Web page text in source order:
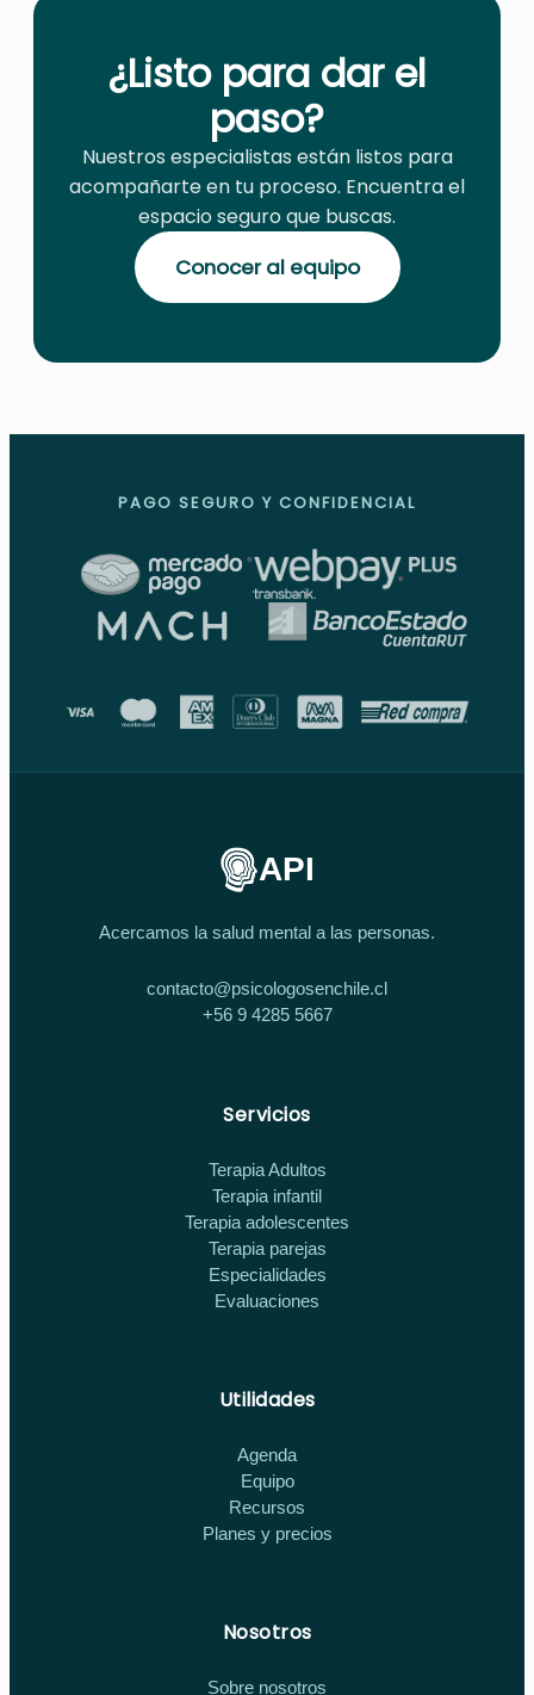
¿Listo para dar el
paso?
Nuestros especialistas están listos para
acompañarte en tu proceso. Encuentra el
espacio seguro que buscas.
Conocer al equipo
PAGO SEGURO Y CONFIDENCIAL
API
Acercamos la salud mental a las personas.
contacto@psicologosenchile.cl
+56 9 4285 5667
Servicios
Terapia Adultos
Terapia infantil
Terapia adolescentes
Terapia parejas
Especialidades
Evaluaciones
Utilidades
Agenda
Equipo
Recursos
Planes y precios
Nosotros
Sobre nosotros